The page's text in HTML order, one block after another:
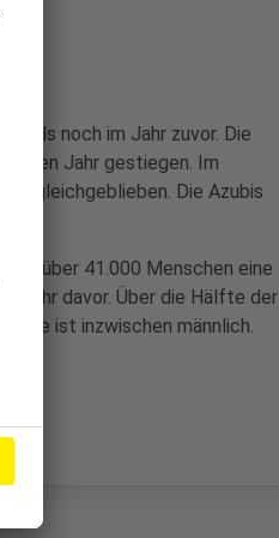
als noch im Jahr zuvor. Die
Jahr gestiegen. Im
gleichgeblieben. Die Azubis
über 41.000 Menschen eine
Jahr davor. Über die Hälfte der
ist inzwischen männlich.